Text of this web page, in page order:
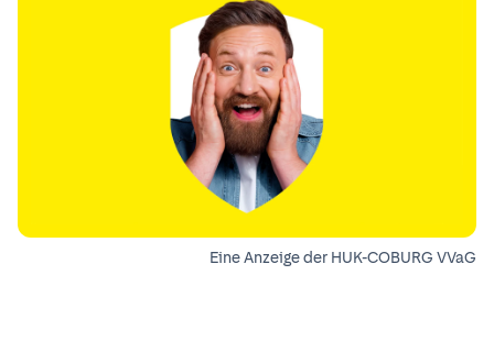
Eine Anzeige der HUK-COBURG VVaG